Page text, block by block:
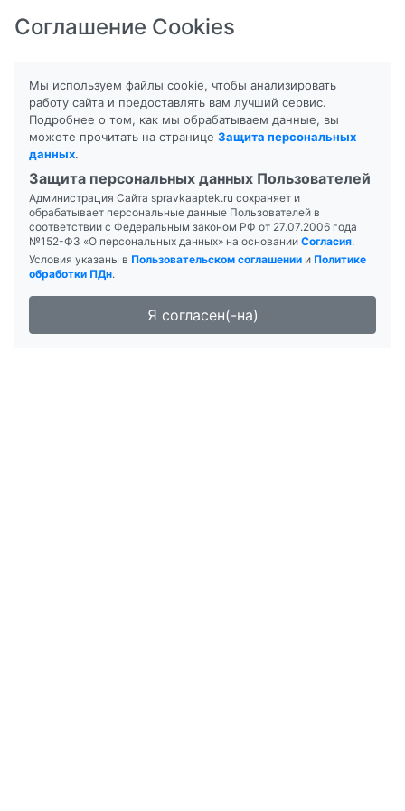
8-800-201-50-81 |8 (4712) 58-80-80
Соглашение Cookies
Мы используем файлы cookie, чтобы анализировать
работу сайта и предоставлять вам лучший сервис.
Подробнее о том, как мы обрабатываем данные, вы
можете прочитать на странице Защита персональных
данных.
Защита персональных данных Пользователей
Администрация Сайта spravkaaptek.ru сохраняет и
обрабатывает персональные данные Пользователей в
соответствии с Федеральным законом РФ от 27.07.2006 года
№152-ФЗ «О персональных данных» на основании Согласия.
Условия указаны в Пользовательском соглашении и Политике
обработки ПДн.
Я согласен(-на)
Главная Поиск лекарств А\п "Витамин"